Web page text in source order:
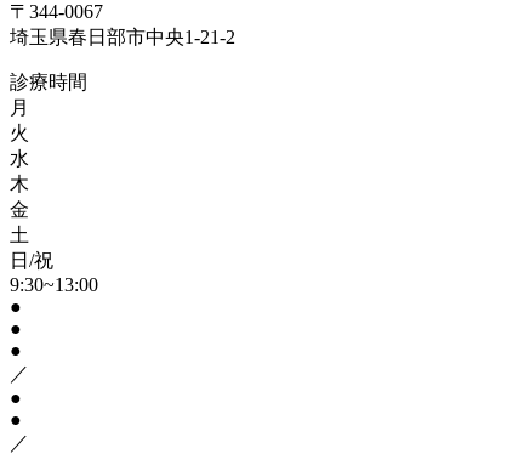
〒344-0067
埼玉県春日部市中央1-21-2
診療時間
月
火
水
木
金
土
日/祝
9:30~13:00
●
●
●
／
●
●
／